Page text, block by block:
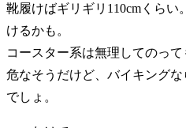
靴履けばギリギリ110cmくら
けるかも。
コースター系は無理してのっ
危なそうだけど、バイキング
でしょ。